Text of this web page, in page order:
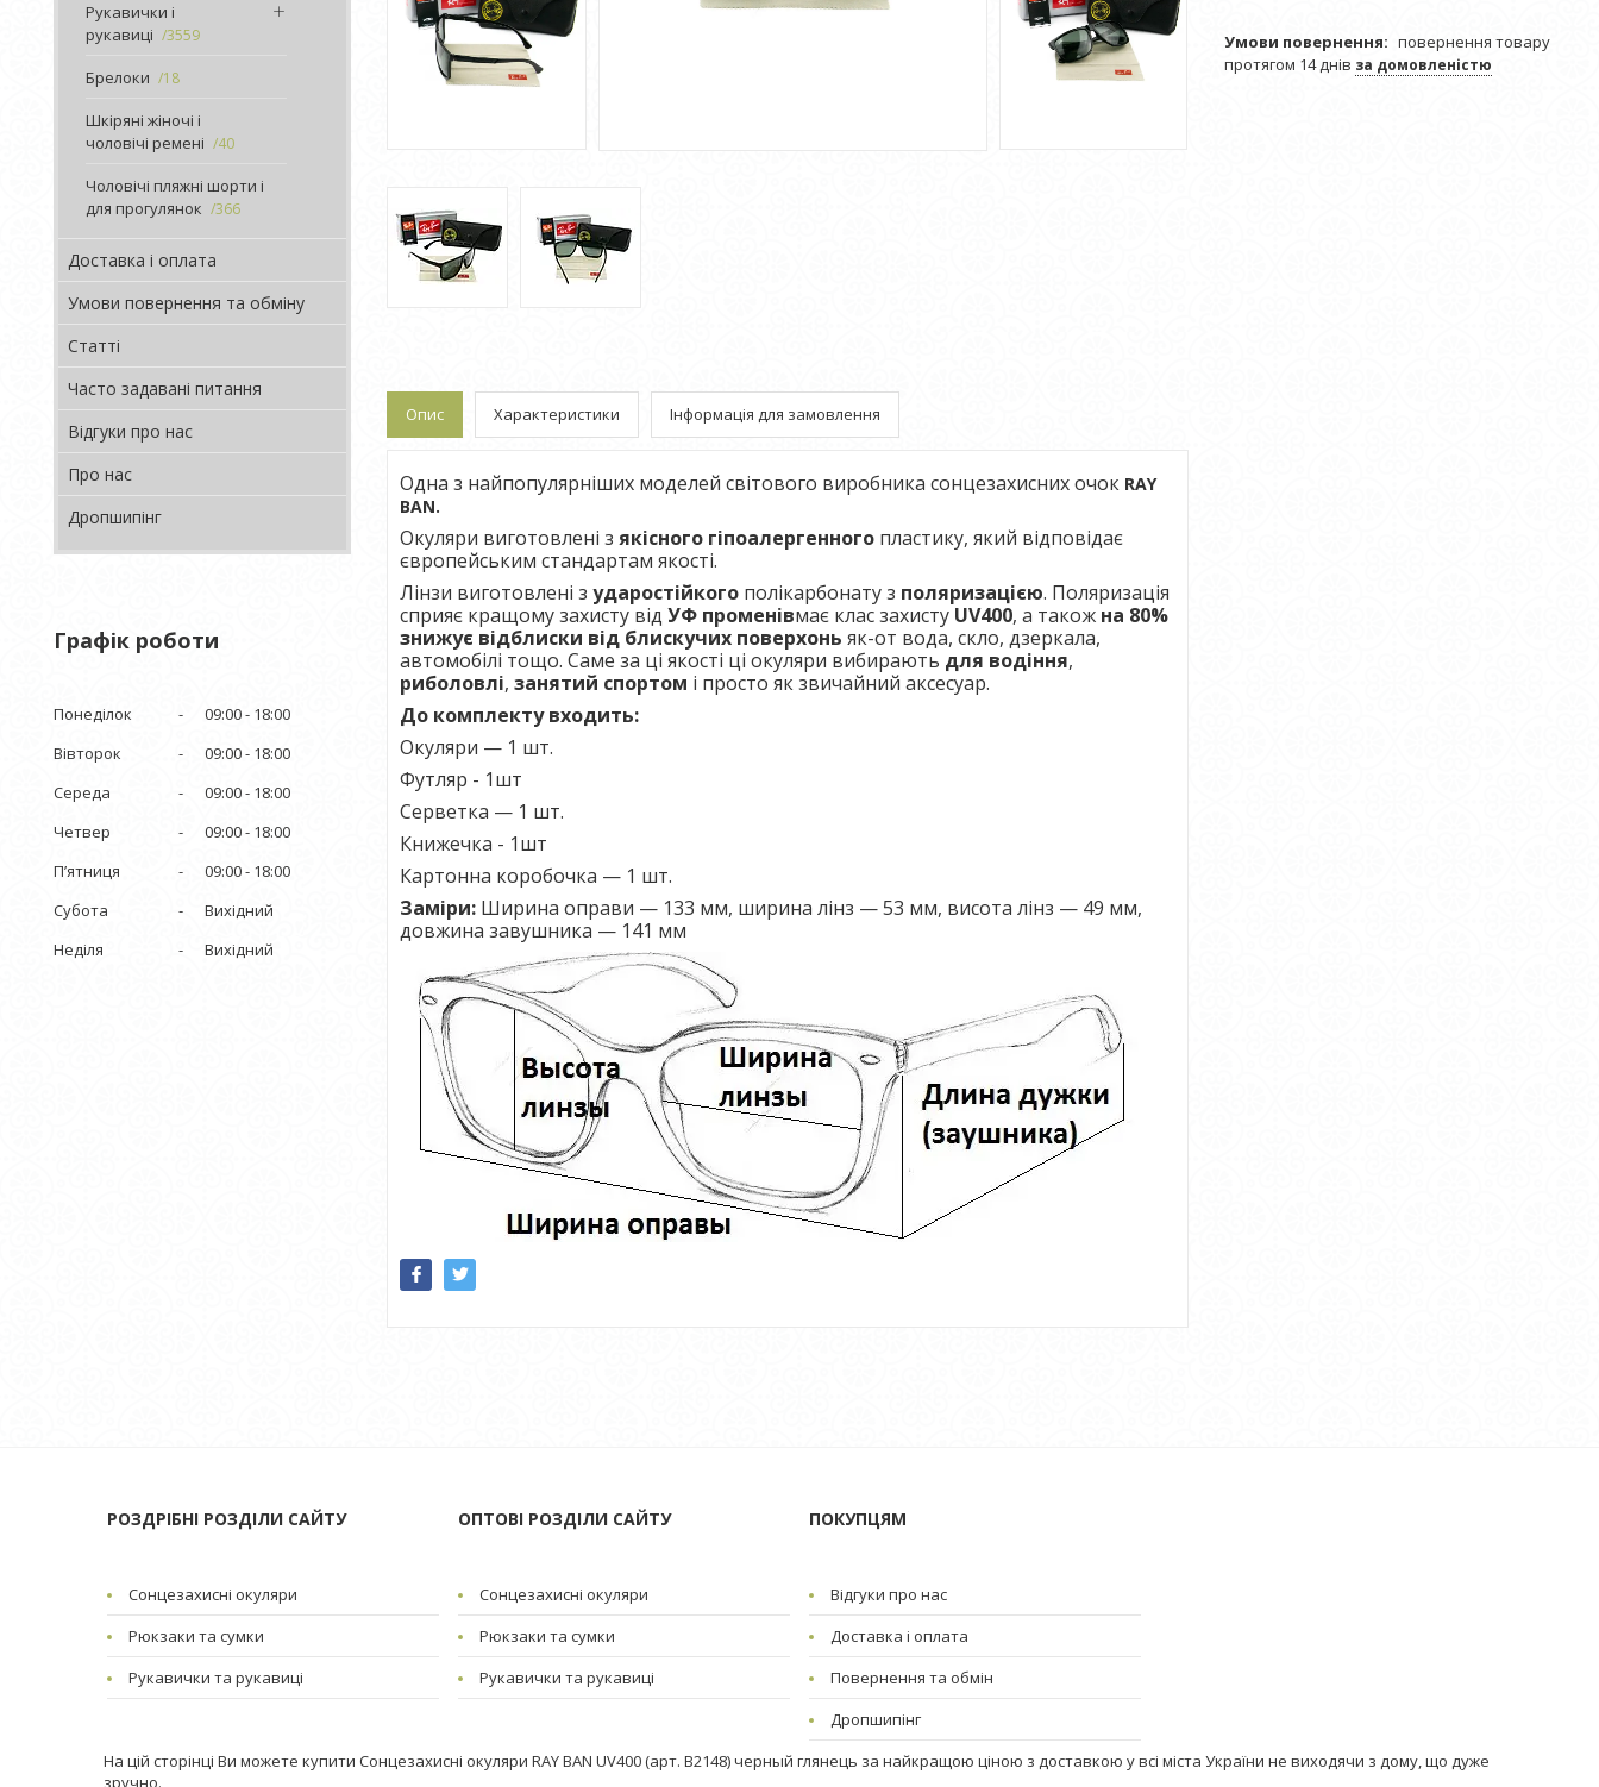
Рукавички і
рукавиці
3559
Брелоки 18
Шкіряні жіночі і
чоловічі ремені
40
Чоловічі пляжні шорти і
для прогулянок
366
Доставка і оплата
Умови повернення та обміну
Статті
Часто задавані питання
Відгуки про нас
Про нас
Дропшипінг
Графік роботи
Понеділок 09:00
18:00
Вівторок
09:00
18:00
Середа
09:00
18:00
Четвер
09:00
18:00
Пʼятниця
09:00
18:00
Субота
Вихідний
Неділя
Вихідний
Опис Характеристики Інформація для замовлення
Одна з найпопулярніших моделей світового виробника сонцезахисних очок RAY
BAN.
Окуляри виготовлені з якісного гіпоалергенного пластику, який відповідає
європейським стандартам якості.
Лінзи виготовлені з ударостійкого полікарбонату з поляризацією. Поляризація
сприяє кращому захисту від УФ променівмає клас захисту UV400, а також на 80%
знижує відблиски від блискучих поверхонь як-от вода, скло, дзеркала,
автомобілі тощо. Саме за ці якості ці окуляри вибирають для водіння,
риболовлі, занятий спортом і просто як звичайний аксесуар.
До комплекту входить:
Окуляри — 1 шт.
Футляр - 1шт
Серветка — 1 шт.
Книжечка - 1шт
Картонна коробочка — 1 шт.
Заміри: Ширина оправи — 133 мм, ширина лінз — 53 мм, висота лінз — 49 мм,
довжина завушника — 141 мм
повернення товару
протягом 14 днів за домовленістю
РОЗДРІБНІ РОЗДІЛИ САЙТУ
Сонцезахисні окуляри
Рюкзаки та сумки
Рукавички та рукавиці
ОПТОВІ РОЗДІЛИ САЙТУ
Сонцезахисні окуляри
Рюкзаки та сумки
Рукавички та рукавиці
ПОКУПЦЯМ
Відгуки про нас
Доставка і оплата
Повернення та обмін
Дропшипінг
На цій сторінці Ви можете купити Сонцезахисні окуляри RAY BAN UV400 (арт. B2148) черный глянець за найкращою ціною з доставкою у всі міста України не виходячи з дому, що дуже
зручно.